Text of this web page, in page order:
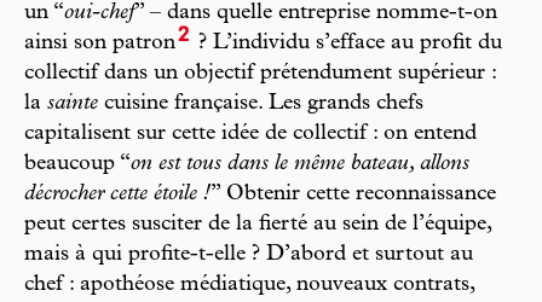
un “oui-chef” – dans quelle entreprise nomme-t-on
ainsi son patron2 ? L’individu s’efface au profit du
collectif dans un objectif prétendument supérieur :
la sainte cuisine française. Les grands chefs
capitalisent sur cette idée de collectif : on entend
beaucoup “on est tous dans le même bateau, allons
décrocher cette étoile !” Obtenir cette reconnaissance
peut certes susciter de la fierté au sein de l’équipe,
mais à qui profite-t-elle ? D’abord et surtout au
chef : apothéose médiatique, nouveaux contrats,